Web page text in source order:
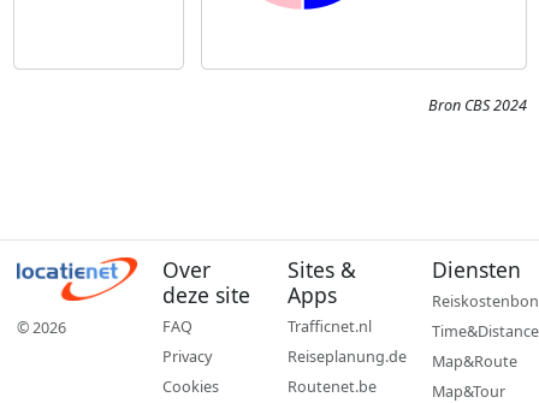
Bron CBS 2024
© 2026
Over
deze site
FAQ
Privacy
Cookies
Sites &
Apps
Trafficnet.nl
Reiseplanung.de
Routenet.be
Diensten
Reiskostenbon
Time&Distance
Map&Route
Map&Tour